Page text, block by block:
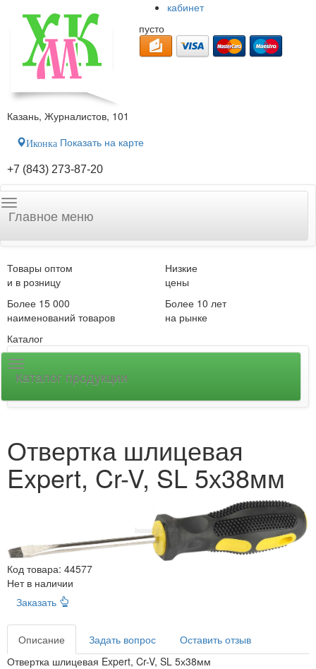
кабинет
пусто
Казань, Журналистов, 101
Иконка Показать на карте
+7 (843) 273-87-20
Главное меню
Товары оптом
и в розницу
Низкие
цены
Более 15 000
наименований товаров
Более 10 лет
на рынке
Каталог
Каталог продукции
Отвертка шлицевая
Expert, Cr-V, SL 5х38мм
Код товара: 44577
Нет в наличии
Заказать
Описание Задать вопрос
Оставить отзыв
Отвертка шлицевая Expert, Cr-V, SL 5х38мм